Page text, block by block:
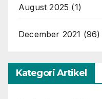
August 2025 (1)
December 2021 (96)
Kategori Artikel